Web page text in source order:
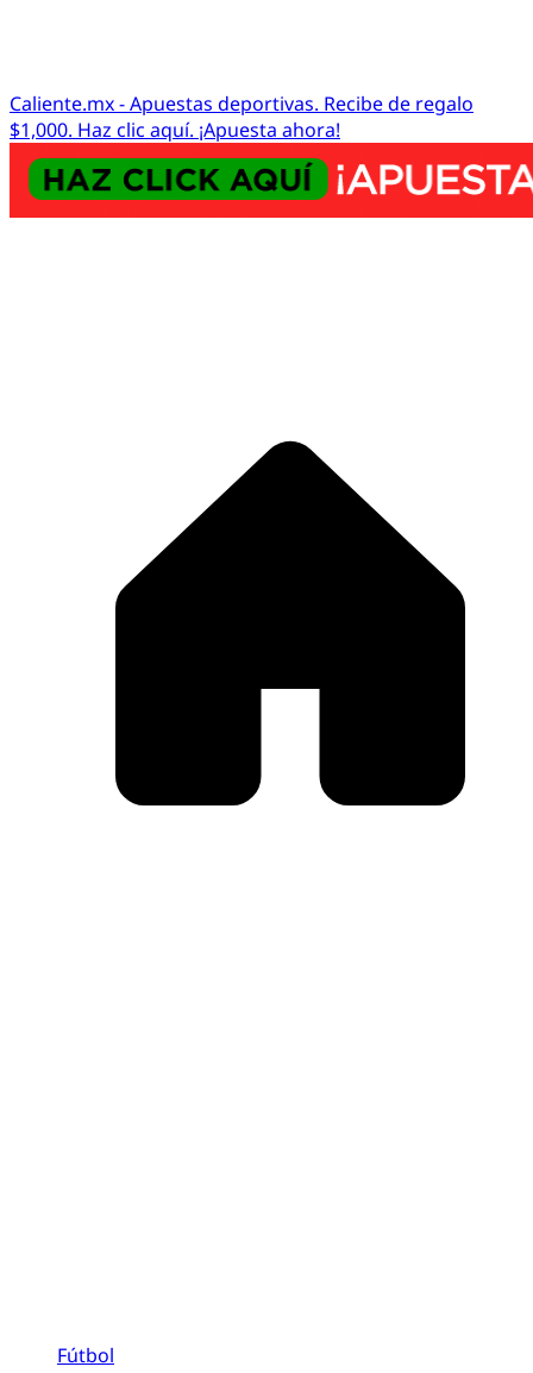
Caliente.mx - Apuestas deportivas. Recibe de regalo
$1,000. Haz clic aquí. ¡Apuesta ahora!
Fútbol